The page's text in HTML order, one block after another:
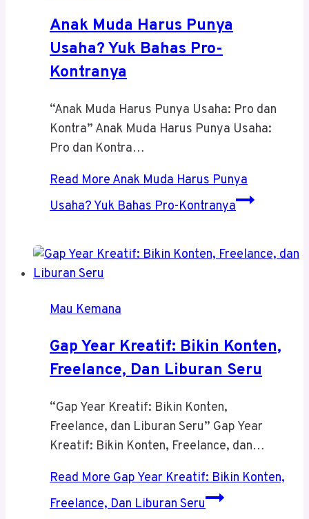
Anak Muda Harus Punya
Usaha? Yuk Bahas Pro-
Kontranya
“Anak Muda Harus Punya Usaha: Pro dan
Kontra” Anak Muda Harus Punya Usaha:
Pro dan Kontra…
Read MoreAnak Muda Harus Punya
Usaha? Yuk Bahas Pro-Kontranya
Mau Kemana
Gap Year Kreatif: Bikin Konten,
Freelance, Dan Liburan Seru
“Gap Year Kreatif: Bikin Konten,
Freelance, dan Liburan Seru” Gap Year
Kreatif: Bikin Konten, Freelance, dan…
Read MoreGap Year Kreatif: Bikin Konten,
Freelance, Dan Liburan Seru